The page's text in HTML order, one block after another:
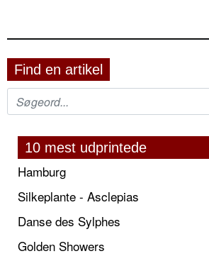
Find en artikel
10 mest udprintede
Hamburg
Silkeplante - Asclepias
Danse des Sylphes
Golden Showers